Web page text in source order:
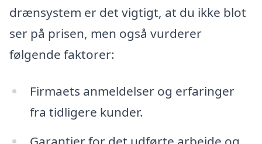
drænsystem er det vigtigt, at du ikke blot
ser på prisen, men også vurderer
følgende faktorer:
Firmaets anmeldelser og erfaringer
fra tidligere kunder.